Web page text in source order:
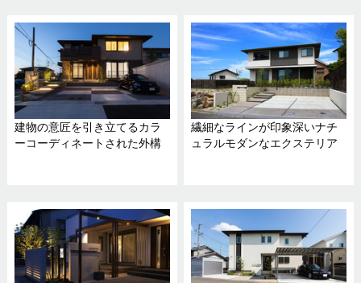
建物の意匠を引き立てるカラ
ーコーディネートされた外構
繊細なラインが印象深いナチ
ュラルモダンなエクステリア